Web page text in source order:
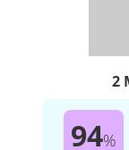
2
94%